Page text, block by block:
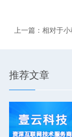
上一篇：相对于小
推荐文章